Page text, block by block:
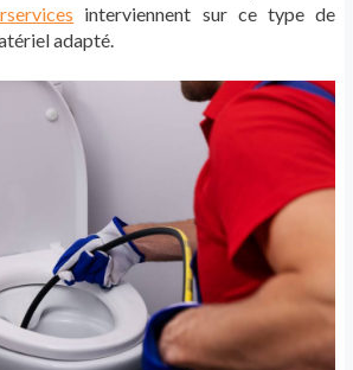
interviennent sur ce type de
adapté.